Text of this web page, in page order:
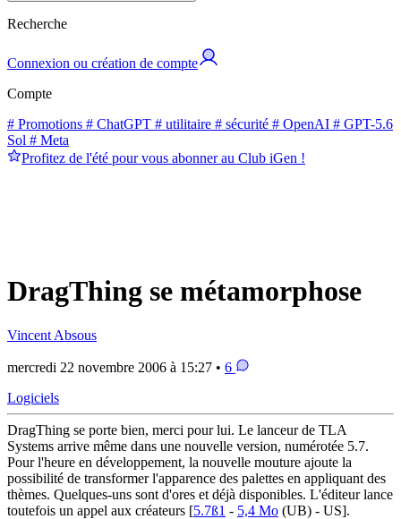
Recherche
Connexion ou création de compte
Compte
# Promotions # ChatGPT # utilitaire # sécurité # OpenAI # GPT-5.6
Sol # Meta
Profitez de l'été pour vous abonner au Club iGen !
DragThing se métamorphose
Vincent Absous
mercredi 22 novembre 2006 à 15:27 • 6
Logiciels
DragThing se porte bien, merci pour lui. Le lanceur de TLA
Systems arrive même dans une nouvelle version, numérotée 5.7.
Pour l'heure en développement, la nouvelle mouture ajoute la
possibilité de transformer l'apparence des palettes en appliquant des
thèmes. Quelques-uns sont d'ores et déjà disponibles. L'éditeur lance
toutefois un appel aux créateurs [5.7ß1 - 5,4 Mo (UB) - US].